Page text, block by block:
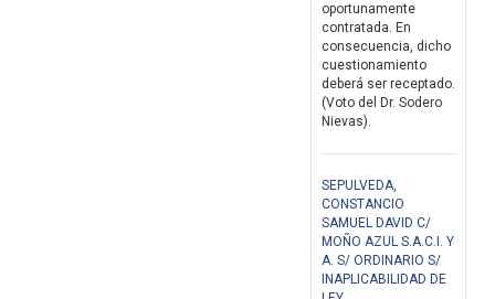
oportunamente
contratada. En
consecuencia, dicho
cuestionamiento
deberá ser receptado.
(Voto del Dr. Sodero
Nievas).
SEPULVEDA,
CONSTANCIO
SAMUEL DAVID C/
MOÑO AZUL S.A.C.I. Y
A. S/ ORDINARIO S/
INAPLICABILIDAD DE